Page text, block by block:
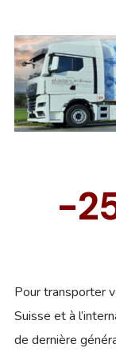
-
Pour transporter
Suisse et à
de dernière